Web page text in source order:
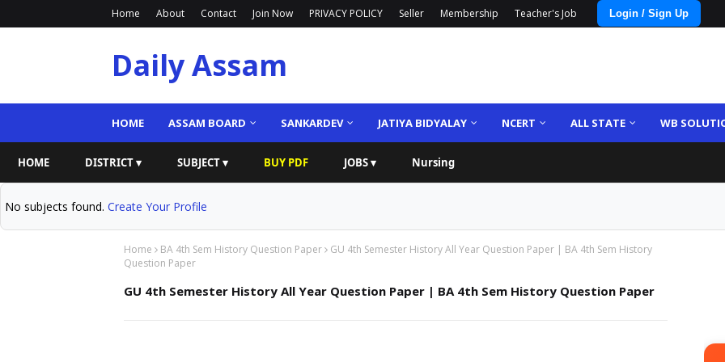
Home About Contact Join Now PRIVACY POLICY Seller Membership Teacher's Job Login / Sign Up
Daily Assam
HOME ASSAM BOARD SANKARDEV JATIYA BIDYALAY NCERT ALL STATE WB
HOME DISTRICT ▾ SUBJECT ▾ BUY PDF JOBS ▾ Nursing
No subjects found. Create Your Profile
Home BA 4th Sem History Question Paper
GU 4th Semester History All Year Question Paper | BA 4th Sem History
Question Paper
GU 4th Semester History All Year Question Paper | BA 4th Sem History Question Paper